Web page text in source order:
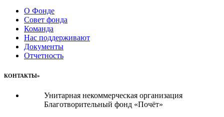
О Фонде
Совет фонда
Команда
Нас поддерживают
Документы
Отчетность
КОНТАКТЫ»
Унитарная некоммерческая организация
Благотворительный фонд «Почёт»